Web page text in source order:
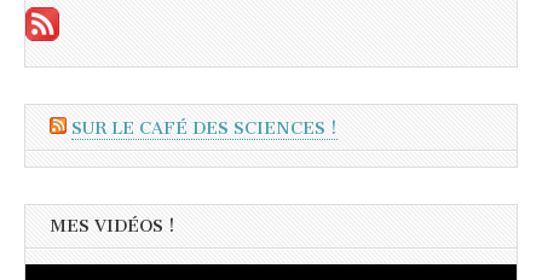
SUR LE CAFÉ DES SCIENCES !
MES VIDÉOS !